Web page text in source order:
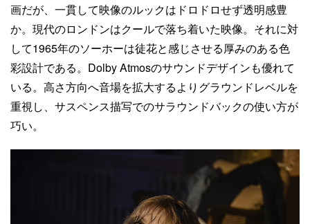
画だが、一貫して映像のルックはドロドロせず透明感豊
か。現代のロンドンはクールで落ち着いた映像。それに対
して1965年のソーホーは徒花と感じさせる厚みのある色
彩設計である。Dolby Atmosのサウンドデザインも優れて
いる。高さ方向へ音場を拡大するよりグラウンドレベルを
重視し、サスペンス描写でのサラウンドバックの使い方が
巧い。